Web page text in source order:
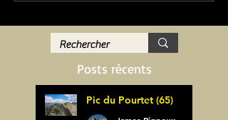
Posts récents
Pic du Pourtet (65)